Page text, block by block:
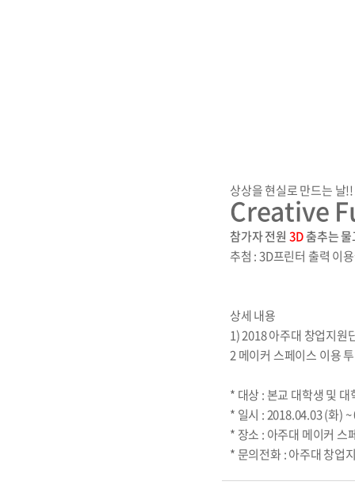
상상을 현실로 만드는 날!!
Creative
참가자 전원 3D춤추는
추첨 : 3D프린터 출력 이
상세 내용
1) 2018 아주대 창업지원
2 메이커 스페이스 이용
* 대상 : 본교 대학생 및 대
* 일시 : 2018.04.03 (화) ~
* 장소 : 아주대 메이커 스
* 문의전화 : 아주대 창업